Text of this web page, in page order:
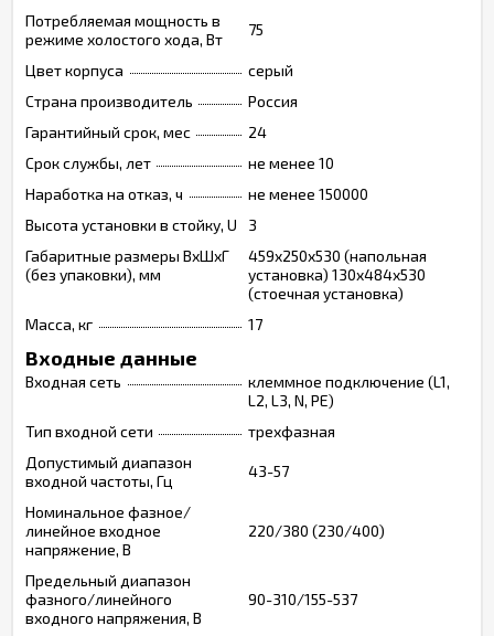
Потребляемая мощность в
режиме холостого хода, Вт
75
Цвет корпуса
серый
Страна производитель
Россия
Гарантийный срок, мес
24
Срок службы, лет
не менее 10
Наработка на отказ, ч
не менее 150000
Высота установки в стойку, U
3
Габаритные размеры ВхШхГ
(без упаковки), мм
459x250x530 (напольная
установка) 130x484x530
(стоечная установка)
Масса, кг
17
Входные данные
Входная сеть
клеммное подключение (L1,
L2, L3, N, PE)
Тип входной сети
трехфазная
Допустимый диапазон
входной частоты, Гц
43-57
Номинальное фазное/
линейное входное
напряжение, В
220/380 (230/400)
Предельный диапазон
фазного/линейного
входного напряжения, В
90-310/155-537